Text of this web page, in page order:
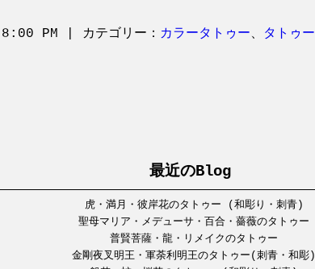
PM | カテゴリー： カラータトゥー、 タトゥー
最近のBlog
虎・満月・彼岸花のタトゥー (和彫り・刺青)
聖母マリア・メデューサ・百合・薔薇のタトゥー
普賢菩薩・龍・リメイクのタトゥー
金剛夜叉明王・軍荼利明王のタトゥー(刺青・和彫)